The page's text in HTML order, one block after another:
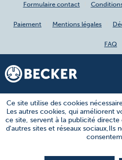
Formulaire contact
Paiement Mentions légales
FAQ
Ce site utilise des cookies
Les autres cookies, qui améliorent
ce site, servent à la publicité
d'autres sites et réseaux sociaux,Ils